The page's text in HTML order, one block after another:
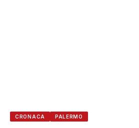
CRONACA PALERMO